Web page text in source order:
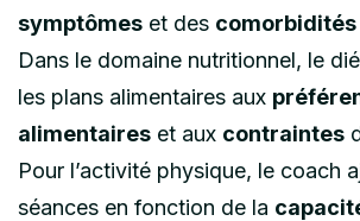
symptômes et des comorbidités
Dans le domaine nutritionnel, le
les plans alimentaires aux
alimentaires et aux contraintes
Pour l’activité physique, le coach
séances en fonction de la